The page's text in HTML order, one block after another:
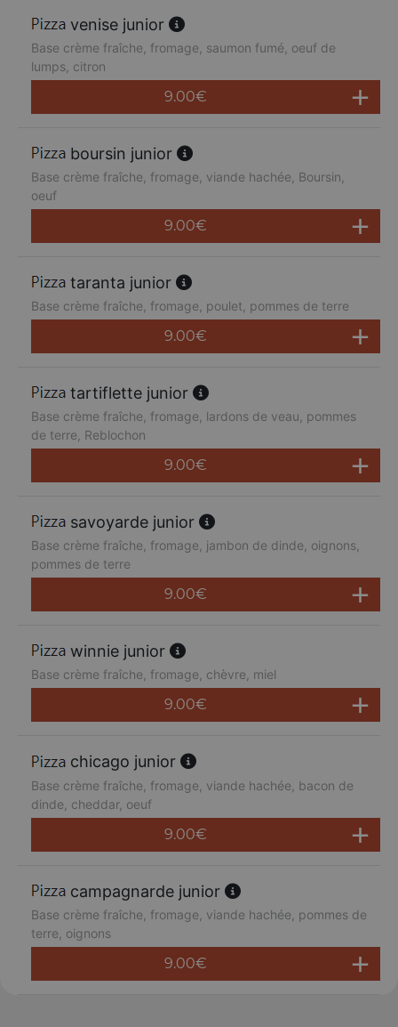
venise junior
Base crème fraîche, fromage, saumon fumé, oeuf de
lumps, citron
9.00€
boursin junior
Base crème fraîche, fromage, viande hachée, Boursin,
oeuf
9.00€
taranta junior
Base crème fraîche, fromage, poulet, pommes de terre
9.00€
tartiflette junior
Base crème fraîche, fromage, lardons de veau, pommes
de terre, Reblochon
9.00€
savoyarde junior
Base crème fraîche, fromage, jambon de dinde, oignons,
pommes de terre
9.00€
winnie junior
Base crème fraîche, fromage, chèvre, miel
9.00€
chicago junior
Base crème fraîche, fromage, viande hachée, bacon de
dinde, cheddar, oeuf
9.00€
campagnarde junior
Base crème fraîche, fromage, viande hachée, pommes de
terre, oignons
9.00€